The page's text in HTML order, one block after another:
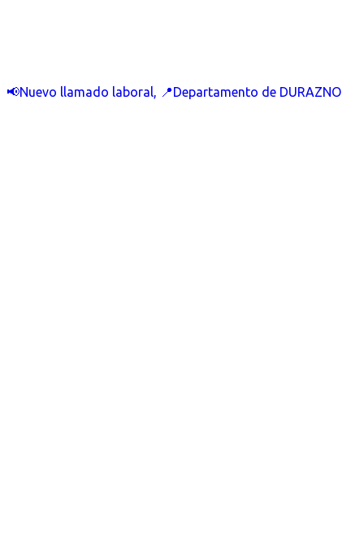
📢Nuevo llamado laboral, 📍Departamento de DURAZNO